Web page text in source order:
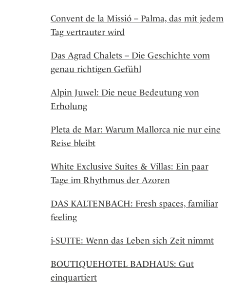
Convent de la Missió – Palma, das mit jedem
Tag vertrauter wird
Das Agrad Chalets – Die Geschichte vom
genau richtigen Gefühl
Alpin Juwel: Die neue Bedeutung von
Erholung
Pleta de Mar: Warum Mallorca nie nur eine
Reise bleibt
White Exclusive Suites & Villas: Ein paar
Tage im Rhythmus der Azoren
DAS KALTENBACH: Fresh spaces, familiar
feeling
i-SUITE: Wenn das Leben sich Zeit nimmt
BOUTIQUEHOTEL BADHAUS: Gut
einquartiert